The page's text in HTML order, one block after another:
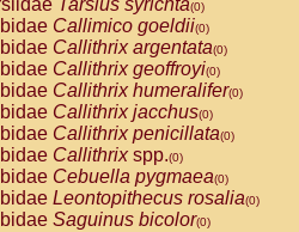
Callicebus moloch
Callicebus torquatus
Callicebusspp.(0)
Chiropotes satanas(0)
Pithecia monachus
Pithecia pithecia(0)
Cercocebus agilis
Cercocebus
Cercocebus
Cercocebus
Tarsius syrichta(0)
Callimico goeldii(0)
Callithrix argentata(0)
Callithrix geoffroyi(0)
Callithrix humeralifer(0)
Callithrix jacchus(0)
Callithrix penicillata(0)
Callithrixspp.(0)
Cebuella pygmaea(0)
Leontopithecus rosalia(0)
Saguinus bicolor(0)